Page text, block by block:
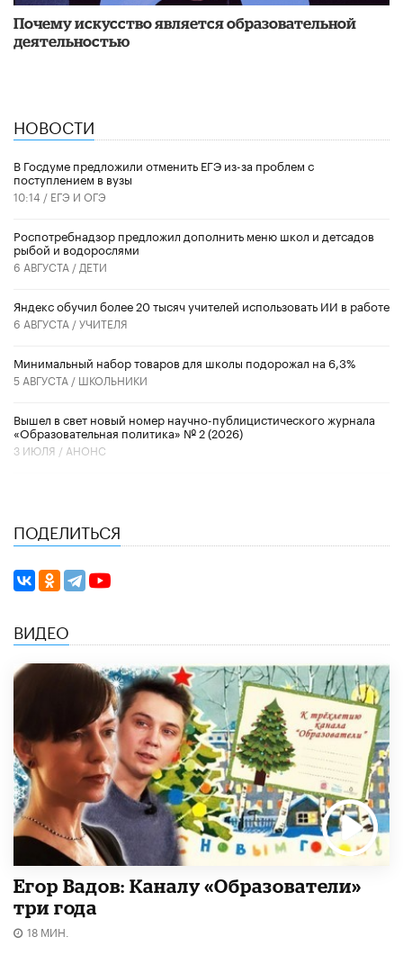
Почему искусство является образовательной
деятельностью
НОВОСТИ
В Госдуме предложили отменить ЕГЭ из-за проблем с
поступлением в вузы
10:14 / ЕГЭ И ОГЭ
Роспотребнадзор предложил дополнить меню школ и детсадов
рыбой и водорослями
6 АВГУСТА / ДЕТИ
​Яндекс обучил более 20 тысяч учителей использовать ИИ в работе
6 АВГУСТА /УЧИТЕЛЯ
Минимальный набор товаров для школы подорожал на 6,3%
5 АВГУСТА / ШКОЛЬНИКИ
Вышел в свет новый номер научно-публицистического журнала
«Образовательная политика» № 2 (2026)
3 ИЮЛЯ / АНОНС
ПОДЕЛИТЬСЯ
ВИДЕО
Егор Вадов: Каналу «Образователи»
три года
18 МИН.